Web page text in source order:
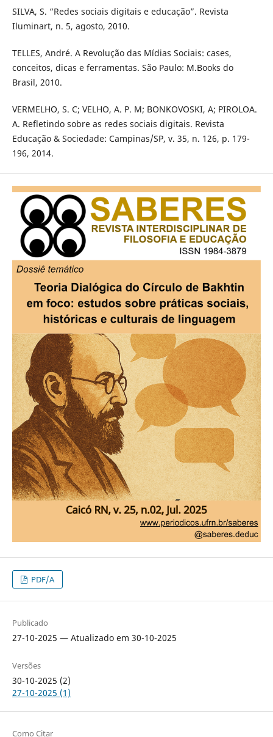
SILVA, S. “Redes sociais digitais e educação”. Revista
Iluminart, n. 5, agosto, 2010.
TELLES, André. A Revolução das Mídias Sociais: cases,
conceitos, dicas e ferramentas. São Paulo: M.Books do
Brasil, 2010.
VERMELHO, S. C; VELHO, A. P. M; BONKOVOSKI, A; PIROLOA.
A. Refletindo sobre as redes sociais digitais. Revista
Educação & Sociedade: Campinas/SP, v. 35, n. 126, p. 179-
196, 2014.
PDF/A
Publicado
27-10-2025 — Atualizado em 30-10-2025
Versões
30-10-2025 (2)
27-10-2025 (1)
Como Citar